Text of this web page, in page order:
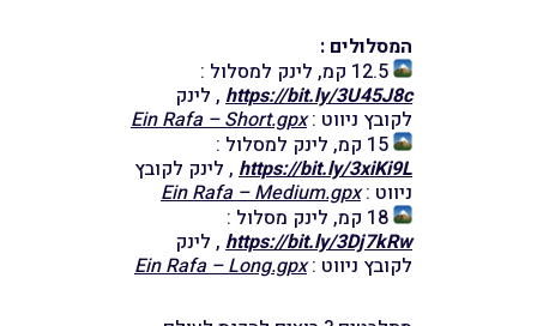
המסלולים :
https://bit.ly/3U45J8c, לינק
לקובץ ניווט :Ein Rafa – Short.gpx
https://bit.ly/3xiKi9L, לינק לקובץ
ניווט :Ein Rafa – Medium.gpx
https://bit.ly/3Dj7kRw, לינק
לקובץ ניווט :Ein Rafa – Long.gpx